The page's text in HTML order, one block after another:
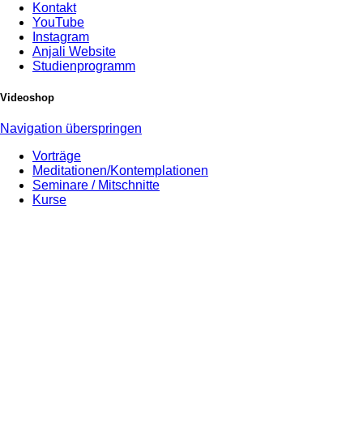
Kontakt
YouTube
Instagram
Anjali Website
Studienprogramm
Videoshop
Navigation überspringen
Vorträge
Meditationen/Kontemplationen
Seminare / Mitschnitte
Kurse